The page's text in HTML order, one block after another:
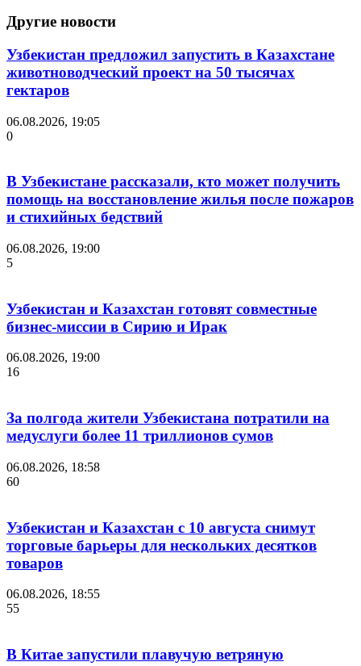
Другие новости
Узбекистан предложил запустить в Казахстане
животноводческий проект на 50 тысячах
гектаров
06.08.2026, 19:05
0
В Узбекистане рассказали, кто может получить
помощь на восстановление жилья после пожаров
и стихийных бедствий
06.08.2026, 19:00
5
Узбекистан и Казахстан готовят совместные
бизнес-миссии в Сирию и Ирак
06.08.2026, 19:00
16
За полгода жители Узбекистана потратили на
медуслуги более 11 триллионов сумов
06.08.2026, 18:58
60
Узбекистан и Казахстан с 10 августа снимут
торговые барьеры для нескольких десятков
товаров
06.08.2026, 18:55
55
В Китае запустили плавучую ветряную